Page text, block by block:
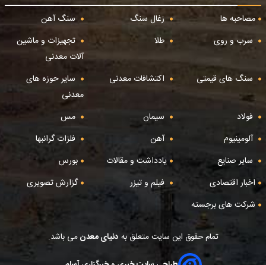
مصاحبه ها
زغال سنگ
سنگ آهن
سرب و روی
طلا
تجهیزات و ماشین
آلات معدنی
سنگ های قیمتی
اکتشافات معدنی
سایر حوزه های
معدنی
فولاد
سیمان
مس
آلومینیوم
آهن
فلزات گرانبها
سایر صنایع
یادداشت و مقالات
بورس
اخبار اقتصادی
فیلم و تیزر
گزارش تصویری
شرکت های برجسته
تمام حقوق این سایت متعلق به دنیای معدنمی باشد.